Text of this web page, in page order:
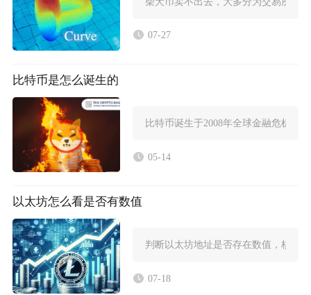
07-27
比特币是怎么诞生的
比特币诞生于2008年全球金融危机的
05-14
以太坊怎么看是否有数值
判断以太坊地址是否存在数值，核心
07-18